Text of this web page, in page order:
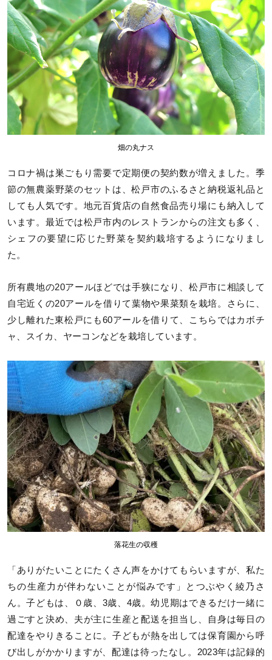
畑の丸ナス
コロナ禍は巣ごもり需要で定期便の契約数が増えました。季
節の無農薬野菜のセットは、松戸市のふるさと納税返礼品と
しても人気です。地元百貨店の自然食品売り場にも納入して
います。最近では松戸市内のレストランからの注文も多く、
シェフの要望に応じた野菜を契約栽培するようになりまし
た。
所有農地の20アールほどでは手狭になり、松戸市に相談して
自宅近くの20アールを借りて葉物や果菜類を栽培。さらに、
少し離れた東松戸にも60アールを借りて、こちらではカボチ
ャ、スイカ、ヤーコンなどを栽培しています。
落花生の収穫
「ありがたいことにたくさん声をかけてもらいますが、私た
ちの生産力が伴わないことが悩みです」とつぶやく綾乃さ
ん。子どもは、０歳、3歳、4歳。幼児期はできるだけ一緒に
過ごすと決め、夫が主に生産と配送を担当し、自身は毎日の
配達をやりきることに。子どもが熱を出しては保育園から呼
び出しがかかりますが、配達は待ったなし。2023年は記録的